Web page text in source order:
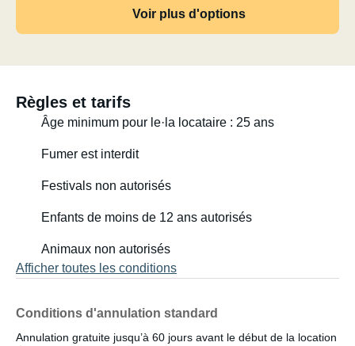
etc. Zudem eine praktisch ausgestattet Küche mit dreifach
Gasherd, grossem Kühlschrank mit Gefrierfach und
Gasmelder innen installiert. Vollautomatische Sat Anlage
Platz und hat eine Dusche.
Inbegriffen ist ebenfalls eine komplette
Nespresso Kaffeemaschine, etc.) sowie ein Campingtisch
und Campingstühlen für draussen und ein Gasgrill.
sperrigen Gepäckstücken (gross genug für 2 Bikes und
Voir plus d'options
Règles et tarifs
Âge minimum pour le·la locataire : 25 ans
Fumer est interdit
Festivals non autorisés
Enfants de moins de 12 ans autorisés
Animaux non autorisés
Afficher toutes les conditions
Conditions d'annulation standard
Annulation gratuite jusqu’à 60 jours avant le début de la location